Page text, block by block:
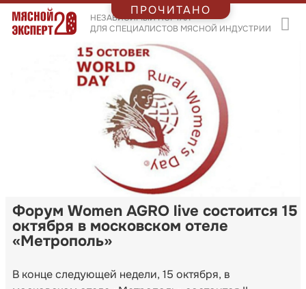
НЕЗАВИСИМЫЙ ПОРТАЛ
ДЛЯ СПЕЦИАЛИСТОВ МЯСНОЙ ИНДУСТРИИ
Форум Women AGRO live состоится 15
октября в московском отеле
«Метрополь»
В конце следующей недели, 15 октября, в
ПРОЧИТАНО